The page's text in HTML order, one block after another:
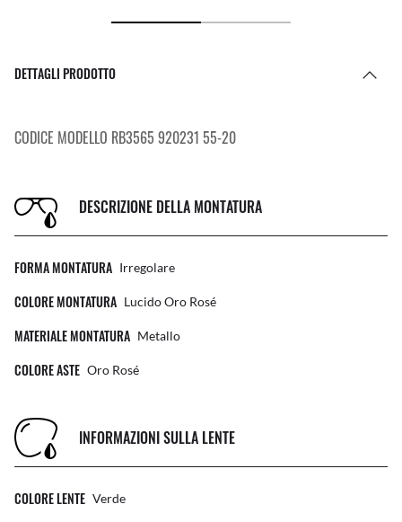
DETTAGLI PRODOTTO
CODICE MODELLO RB3565 920231 55-20
DESCRIZIONE DELLA MONTATURA
FORMA MONTATURA Irregolare
COLORE MONTATURA Lucido Oro Rosé
MATERIALE MONTATURA Metallo
COLORE ASTE Oro Rosé
INFORMAZIONI SULLA LENTE
COLORE LENTE Verde